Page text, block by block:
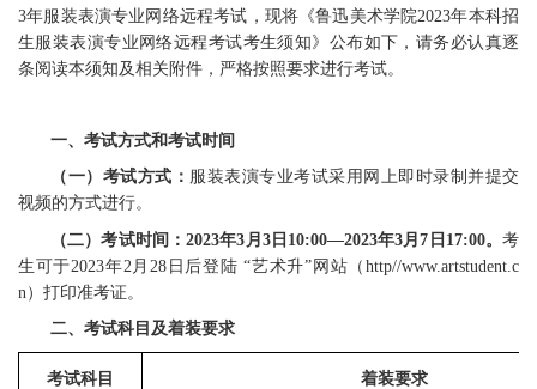
3年服装表演专业网络远程考试，现将《鲁迅美术学院2023年本科招
生服装表演专业网络远程考试考生须知》公布如下，请务必认真逐
条阅读本须知及相关附件，严格按照要求进行考试。
一、 考试方式和考试时间
（一） 考试方式： 服装表演专业考试采用网上即时录制并提交
视频的方式进行。
（二）考试时间：2023年3月 3日10:00—2023年3月7 日17:00。考
生可于2023年2月28日后登陆 “艺术升”网站（http//www.artstudent.c
n）打印准考证。
二、考试科目及着装要求
考试科目 着装要求